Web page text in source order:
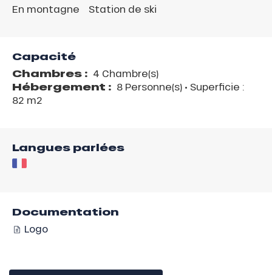
En montagne Station de ski
Capacité
Chambres : 4 Chambre(s)
Hébergement : 8 Personne(s) • Superficie :
82 m2
Langues parlées
Documentation
Logo